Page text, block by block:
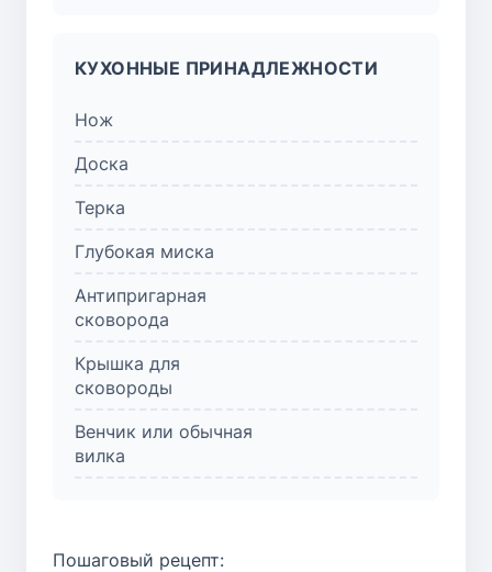
КУХОННЫЕ ПРИНАДЛЕЖНОСТИ
Нож
Доска
Терка
Глубокая миска
Антипригарная
сковорода
Крышка для
сковороды
Венчик или обычная
вилка
Пошаговый рецепт: